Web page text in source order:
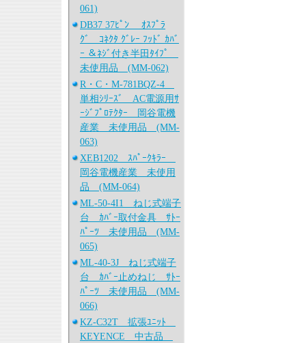
061)
DB37 37ﾋﾟﾝ ｵｽﾌﾟﾗ
ｸﾞ ｺﾈｸﾀ ｸﾞﾚｰ ﾌｯﾄﾞ ｶﾊﾞ
ｰ ＆ﾈｼﾞ付き半田ﾀｲﾌﾟ
未使用品 (MM-062)
R・C・M-781BQZ-4
単相ｼﾘｰｽﾞ AC電源用ｻ
ｰｼﾞﾌﾟﾛﾃｸﾀｰ 岡谷電機
産業 未使用品 (MM-
063)
XEB1202 ｽﾊﾟｰｸｷﾗｰ
岡谷電機産業 未使用
品 (MM-064)
ML-50-4I1 ねじ式端子
台 ｶﾊﾞｰ取付金具 ｻﾄｰ
ﾊﾟｰﾂ 未使用品 (MM-
065)
ML-40-3J ねじ式端子
台 ｶﾊﾞｰ止めねじ ｻﾄｰ
ﾊﾟｰﾂ 未使用品 (MM-
066)
KZ-C32T 拡張ﾕﾆｯﾄ
KEYENCE 中古品